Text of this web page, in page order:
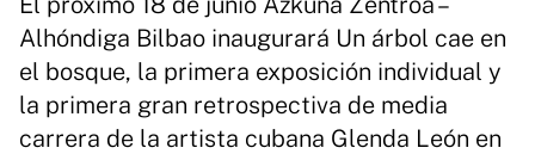
Alhóndiga Bilbao inaugurará Un árbol cae en
el bosque, la primera exposición individual y
la primera gran retrospectiva de media
carrera de la artista cubana Glenda León en